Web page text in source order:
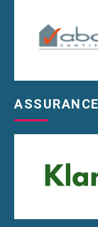
ASSURANCE